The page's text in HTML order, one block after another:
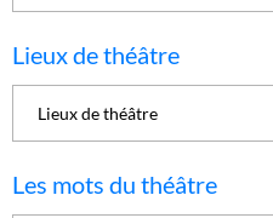
Lieux de théâtre
Lieux de théâtre
Les mots du théâtre